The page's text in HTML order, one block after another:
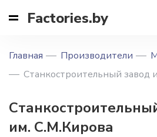
Factories.by
Главная Производители
Станкостроительный завод
им. С.М.Кирова